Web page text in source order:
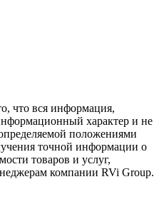
что вся информация,
характер и не
положениями
точной информации о
товаров и услуг,
компании RVi Group.